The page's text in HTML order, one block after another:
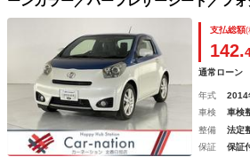
コン／スマートキー／プッシュスタート
Ｄ・ＤＶＤ・フルセグ・Ｂｌｕｅｔｏ
／純正ドラレコ／ＥＴＣ
支払総額(
142.
通常ローン
年式 2014
車検
車検
整備
法定
保証
保証